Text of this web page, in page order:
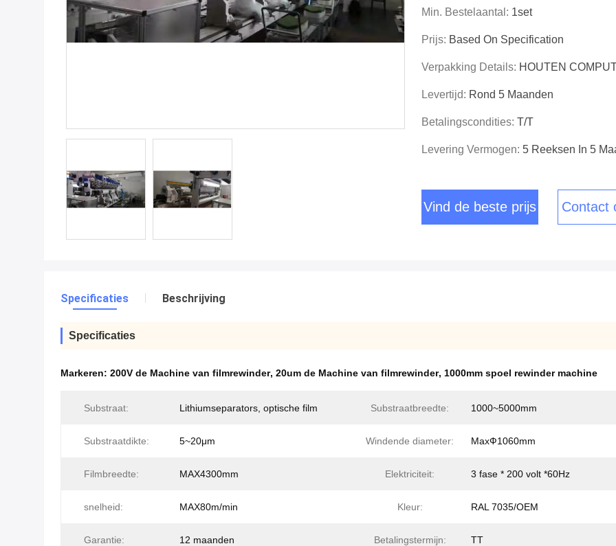
Min. Bestelaantal: 1set
Prijs: Based On Specification
Verpakking Details: HOUTEN
Levertijd: Rond 5 Maanden
Betalingscondities: T/T
Levering Vermogen: 5 Reeksen In 5
Vind de beste prijs Contact
Specificaties Beschrijving
Specificaties
Markeren: 200V de Machine van filmrewinder, 20um de Machine van filmrewinder, 1000mm spoel rewinder machine
Substraat: Lithiumseparators, optische film Substraatbreedte: 1000~5000mm
Substraatdikte: 5~20μm Windende diameter: MaxФ1060mm
Filmbreedte: MAX4300mm Elektriciteit: 3 fase * 200 volt *60Hz
snelheid: MAX80m/min Kleur: RAL 7035/OEM
Garantie: 12 maanden Betalingstermijn: TT